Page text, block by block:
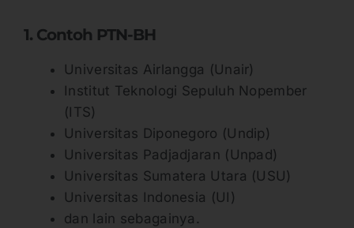
1. Contoh PTN-BH
Universitas Airlangga (Unair)
Institut Teknologi Sepuluh Nopember
(ITS)
Universitas Diponegoro (Undip)
Universitas Padjadjaran (Unpad)
Universitas Sumatera Utara (USU)
Universitas Indonesia (UI)
dan lain sebagainya.